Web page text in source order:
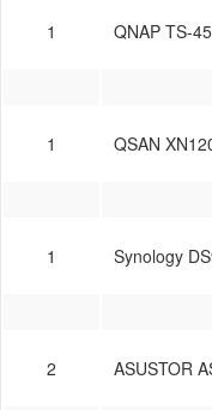
1 QNAP TS-
1 QSAN
1 Synology
2 ASUSTOR